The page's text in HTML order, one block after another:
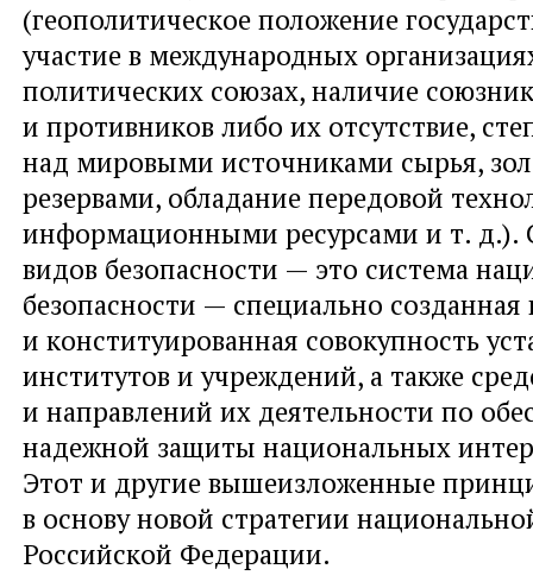
(геополитическое положение
участие в международных
политических союзах, наличие
и противников либо их отсутствие,
над мировыми источниками сырья,
резервами, обладание передовой
информационными ресурсами и т. д.).
видов безопасности — это система
безопасности — специально созданная
и конституированная совокупность
институтов и учреждений, а также
и направлений их деятельности по
надежной защиты национальных
Этот и другие вышеизложенные
в основу новой стратегии
Российской Федерации.